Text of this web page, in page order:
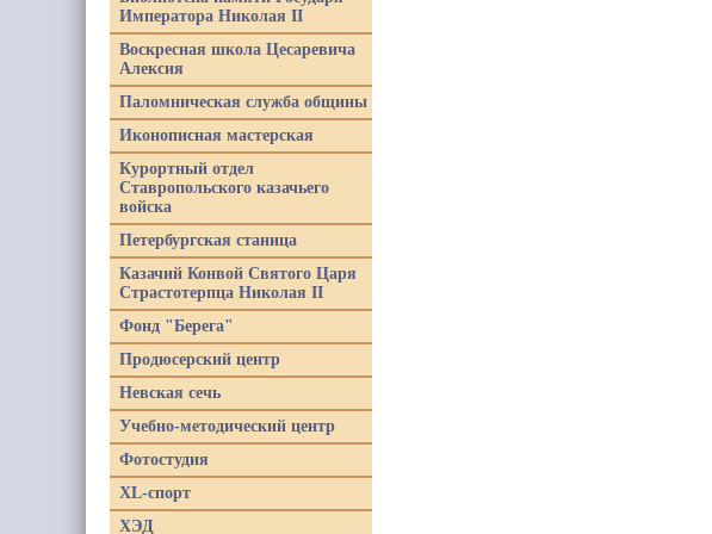
Императора Николая II
Воскресная школа Цесаревича
Алексия
Паломническая служба общины
Иконописная мастерская
Курортный отдел
Ставропольского казачьего
войска
Петербургская станица
Казачий Конвой Святого Царя
Страстотерпца Николая II
Фонд "Берега"
Продюсерский центр
Невская сечь
Учебно-методический центр
Фотостудия
XL-спорт
ХЭД